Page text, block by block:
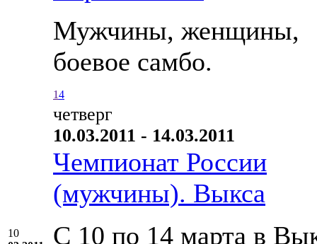
Мужчины, женщины,
боевое самбо.
14
10
четверг
10.03.2011 - 14.03.2011
Чемпионат России
(мужчины). Выкса
С 10 по 14 марта в